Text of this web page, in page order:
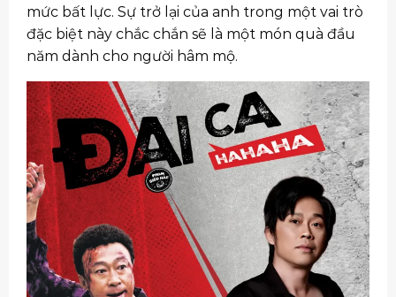
mức bất lực. Sự trở lại của anh trong một vai trò
đặc biệt này chắc chắn sẽ là một món quà đầu
năm dành cho người hâm mộ.